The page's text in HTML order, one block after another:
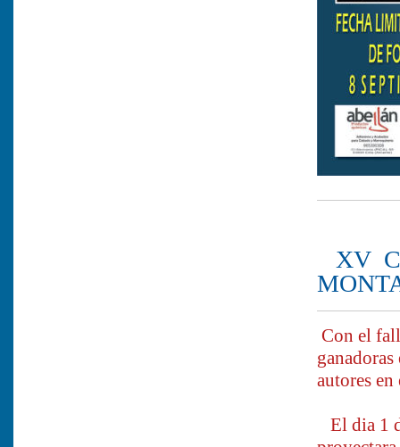
XV
Con el
autores
El dia 1